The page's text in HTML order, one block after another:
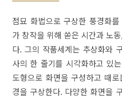
점묘 화법으로 구상한 풍경화
가 창작을 위해 쏟은 시간과 노
다. 그의 작품세계는 추상화와
사의 한 줄기를 시각화하고 있
도형으로 화면을 구성하고 때
경을 구상한다. 다양한 화면을